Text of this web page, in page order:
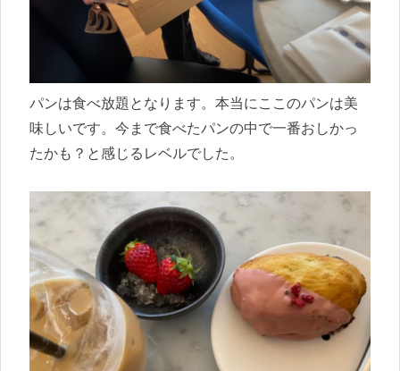
パンは食べ放題となります。本当にここのパンは美
味しいです。今まで食べたパンの中で一番おしかっ
たかも？と感じるレベルでした。